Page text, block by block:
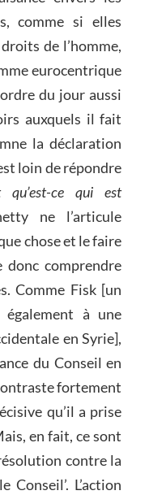
comme si elles
de l’homme,
eurocentrique
ordre du jour aussi
auxquels il fait
la déclaration
loin de répondre
qu’est-ce qui est
ne l’articule
chose et le faire
donc comprendre
Comme Fisk [un
à une
en Syrie],
du Conseil en
fortement
qu’il a prise
en fait, ce sont
contre la
L’action